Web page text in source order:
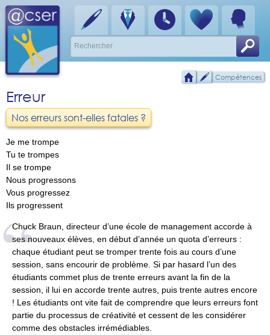
Compétences
Erreur
Nos erreurs sont-elles fatales ?
Je me trompe
Tu te trompes
Il se trompe
Nous progressons
Vous progressez
Ils progressent
Chuck Braun, directeur d’une école de management accorde à
ses nouveaux élèves, en début d’année un quota d’erreurs :
chaque étudiant peut se tromper trente fois au cours d’une
session, sans encourir de problème. Si par hasard l’un des
étudiants commet plus de trente erreurs avant la fin de la
session, il lui en accorde trente autres, puis trente autres encore
! Les étudiants ont vite fait de comprendre que leurs erreurs font
partie du processus de créativité et cessent de les considérer
comme des obstacles irrémédiables.